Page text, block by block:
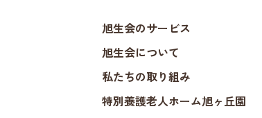
旭生会のサービス
旭生会について
私たちの取り組み
特別養護老人ホーム旭ヶ丘園